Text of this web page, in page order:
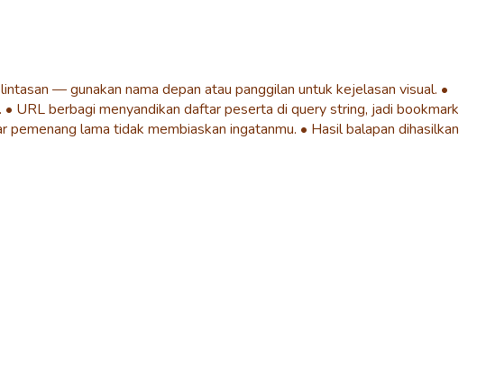
— gunakan nama depan atau panggilan untuk kejelasan visual. •
URL berbagi menyandikan daftar peserta di query string, jadi bookmark
lama tidak membiaskan ingatanmu. • Hasil balapan dihasilkan